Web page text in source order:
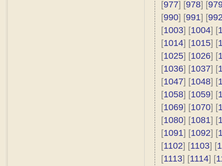
[977] [978] [
[990] [991] [
[1003] [1004] [
[1014] [1015] [
[1025] [1026] [
[1036] [1037] [
[1047] [1048] [
[1058] [1059] [
[1069] [1070] [
[1080] [1081] [
[1091] [1092] [
[1102] [1103] [
[1113] [1114] [